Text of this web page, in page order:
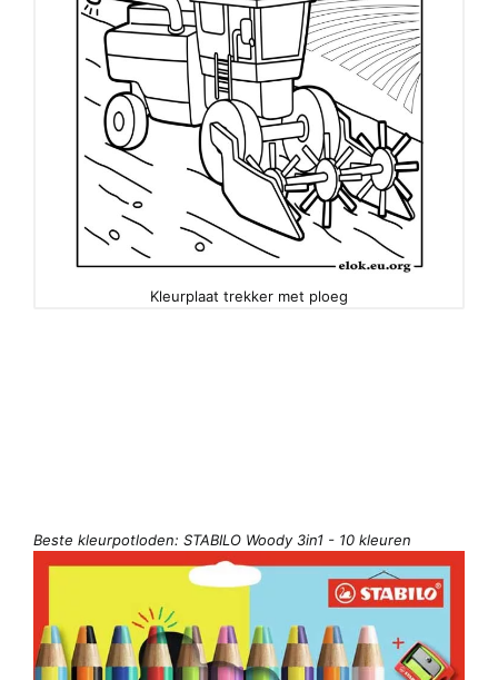
Kleurplaat trekker met ploeg
Beste kleurpotloden: STABILO Woody 3in1 - 10 kleuren